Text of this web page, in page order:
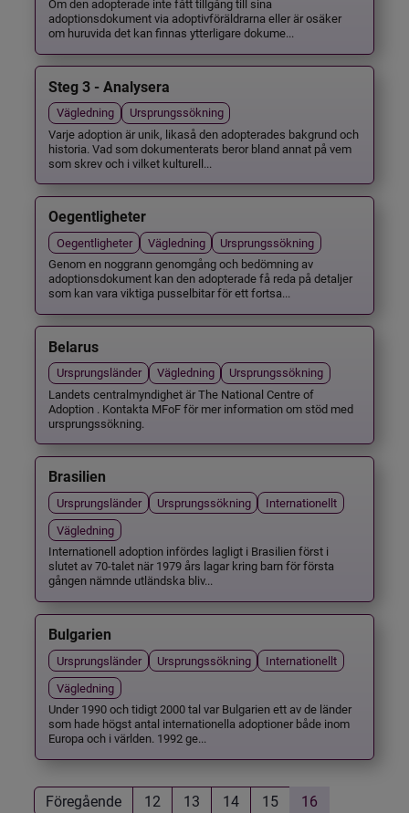
Om den adopterade inte fått tillgång till sina
adoptionsdokument via adoptivföräldrarna eller är osäker
om huruvida det kan finnas ytterligare dokume...
Steg 3 - Analysera
Vägledning
Ursprungssökning
Varje adoption är unik, likaså den adopterades bakgrund och
historia. Vad som dokumenterats beror bland annat på vem
som skrev och i vilket kulturell...
Oegentligheter
Oegentligheter Vägledning
Ursprungssökning
Genom en noggrann genomgång och bedömning av
adoptionsdokument kan den adopterade få reda på detaljer
som kan vara viktiga pusselbitar för ett fortsa...
Belarus
Ursprungsländer Vägledning
Ursprungssökning
Landets centralmyndighet är The National Centre of
Adoption . Kontakta MFoF för mer information om stöd med
ursprungssökning.
Brasilien
Ursprungsländer Ursprungssökning
Internationellt
Vägledning
Internationell adoption infördes lagligt i Brasilien först i
slutet av 70-talet när 1979 års lagar kring barn för första
gången nämnde utländska bliv...
Bulgarien
Ursprungsländer Ursprungssökning
Internationellt
Vägledning
Under 1990 och tidigt 2000 tal var Bulgarien ett av de länder
som hade högst antal internationella adoptioner både inom
Europa och i världen. 1992 ge...
Föregående 12 13 14 15
16